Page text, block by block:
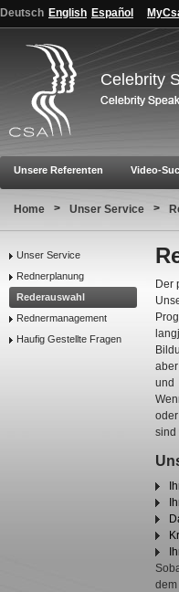
Deutsch English Español
Celebrity
Unsere Referenten Video-
Home > Unser Service >
Unser Service
Rednerplanung
Rederauswahl
Rednermanagement
Haufig Gestellte Fragen
Der
und
sind